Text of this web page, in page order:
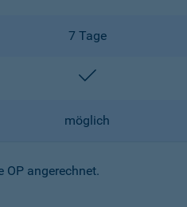
7 Tage
enthalten
möglich
OP angerechnet.